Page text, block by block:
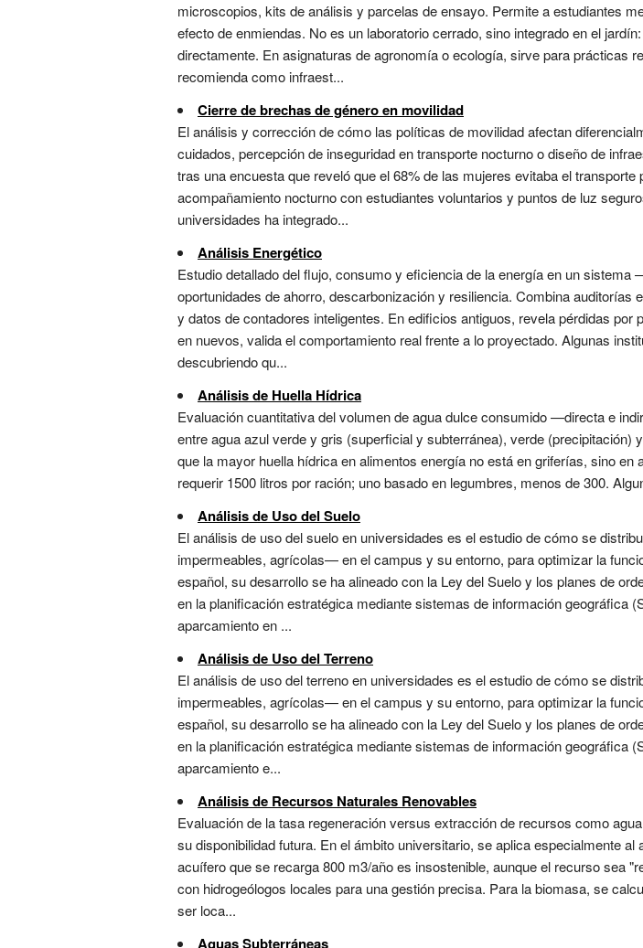
microscopios, kits de análisis y parcelas de ensayo. Permite a estudiantes
efecto de enmiendas. No es un laboratorio cerrado, sino integrado en el
directamente. En asignaturas de agronomía o ecología, sirve para prácticas
recomienda como infraest...
Cierre de brechas de género en movilidad
El análisis y corrección de cómo las políticas de movilidad afectan
cuidados, percepción de inseguridad en transporte nocturno o diseño de
tras una encuesta que reveló que el 68% de las mujeres evitaba el
acompañamiento nocturno con estudiantes voluntarios y puntos de luz
universidades ha integrado...
Análisis Energético
Estudio detallado del flujo, consumo y eficiencia de la energía en un
oportunidades de ahorro, descarbonización y resiliencia. Combina
y datos de contadores inteligentes. En edificios antiguos, revela pérdidas
en nuevos, valida el comportamiento real frente a lo proyectado. Algunas
descubriendo qu...
Análisis de Huella Hídrica
Evaluación cuantitativa del volumen de agua dulce consumido —directa e
entre agua azul verde y gris (superficial y subterránea), verde
que la mayor huella hídrica en alimentos energía no está en griferías, sino
requerir 1500 litros por ración; uno basado en legumbres, menos de 300.
Análisis de Uso del Suelo
El análisis de uso del suelo en universidades es el estudio de cómo se
impermeables, agrícolas— en el campus y su entorno, para optimizar la
español, su desarrollo se ha alineado con la Ley del Suelo y los planes de
en la planificación estratégica mediante sistemas de información geográfica
aparcamiento en ...
Análisis de Uso del Terreno
El análisis de uso del terreno en universidades es el estudio de cómo se
impermeables, agrícolas— en el campus y su entorno, para optimizar la
español, su desarrollo se ha alineado con la Ley del Suelo y los planes de
en la planificación estratégica mediante sistemas de información geográfica
aparcamiento e...
Análisis de Recursos Naturales Renovables
Evaluación de la tasa regeneración versus extracción de recursos como
su disponibilidad futura. En el ámbito universitario, se aplica especialmente
acuífero que se recarga 800 m3/año es insostenible, aunque el recurso sea
con hidrogeólogos locales para una gestión precisa. Para la biomasa, se
ser loca...
Aguas Subterráneas